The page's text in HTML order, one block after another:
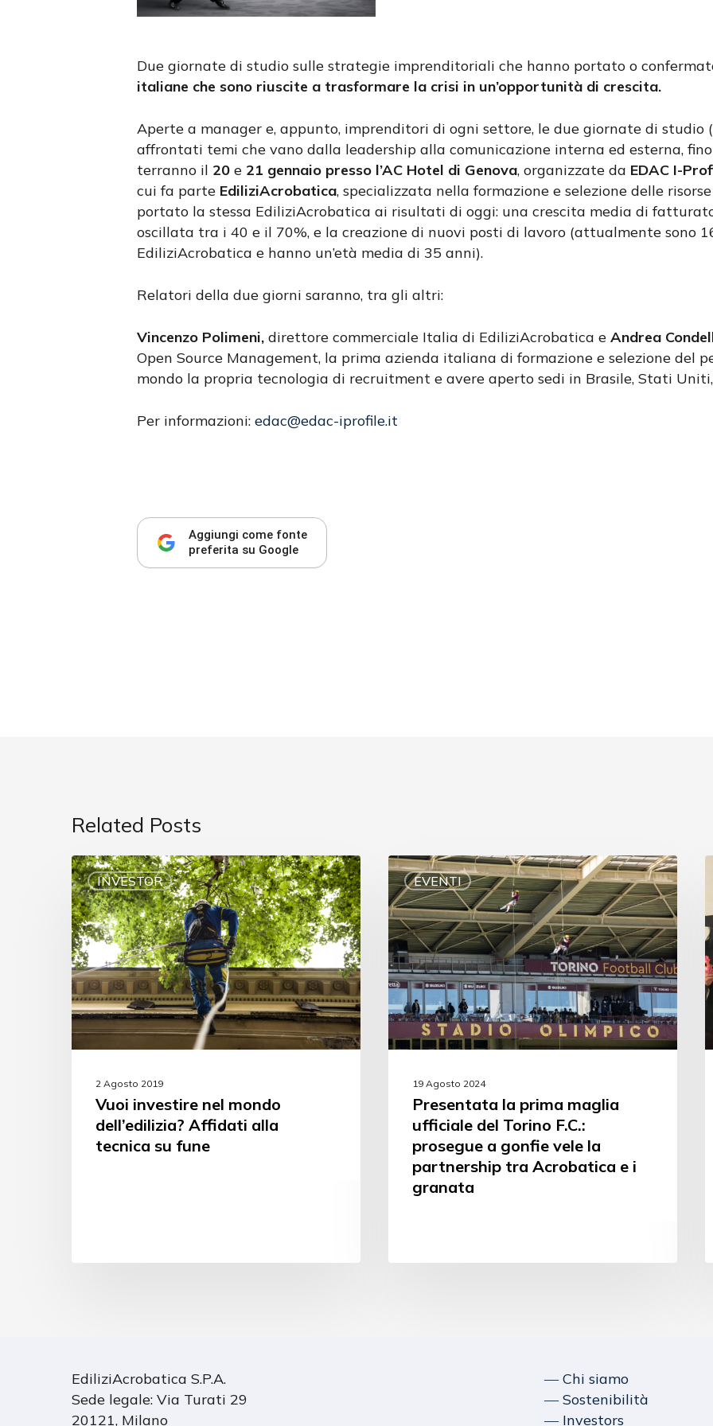
Due giornate di studio sulle strategie imprenditoriali che hanno portato o
italiane che sono riuscite a trasformare la crisi in un’opportunità di crescita.
Aperte a manager e, appunto, imprenditori di ogni settore, le due giornate di studio
affrontati temi che vano dalla leadership alla comunicazione interna ed esterna,
terranno il 20 e 21 gennaio presso l’AC Hotel di Genova, organizzate da EDAC I-
cui fa parte EdiliziAcrobatica, specializzata nella formazione e selezione delle
portato la stessa EdiliziAcrobatica ai risultati di oggi: una crescita media di
oscillata tra i 40 e il 70%, e la creazione di nuovi posti di lavoro (attualmente sono
EdiliziAcrobatica e hanno un’età media di 35 anni).
Relatori della due giorni saranno, tra gli altri:
Vincenzo Polimeni, direttore commerciale Italia di EdiliziAcrobatica e Andrea
Open Source Management, la prima azienda italiana di formazione e selezione del
mondo la propria tecnologia di recruitment e avere aperto sedi in Brasile, Stati
Per informazioni: edac@edac-iprofile.it
Aggiungi come fonte
preferita su Google
Related Posts
INVESTOR
2 Agosto 2019
Vuoi investire nel mondo
dell’edilizia? Affidati alla
tecnica su fune
EVENTI
19 Agosto 2024
Presentata la prima maglia
ufficiale del Torino F.C.:
prosegue a gonfie vele la
partnership tra Acrobatica e i
granata
EdiliziAcrobatica S.P.A.
Sede legale: Via Turati 29
20121, Milano
― Chi siamo
― Sostenibilità
― Investors